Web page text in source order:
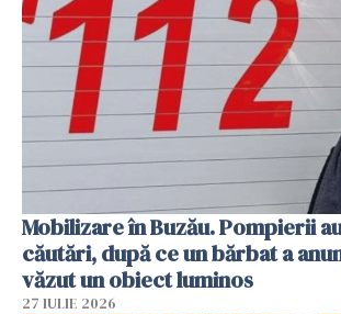
Mobilizare în Buzău. Pompierii
căutări, după ce un bărbat a
văzut un obiect luminos
27 IULIE 2026